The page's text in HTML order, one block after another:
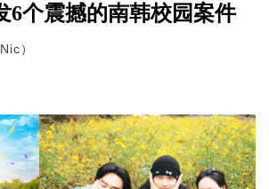
6个震撼的南韩校园案件
）